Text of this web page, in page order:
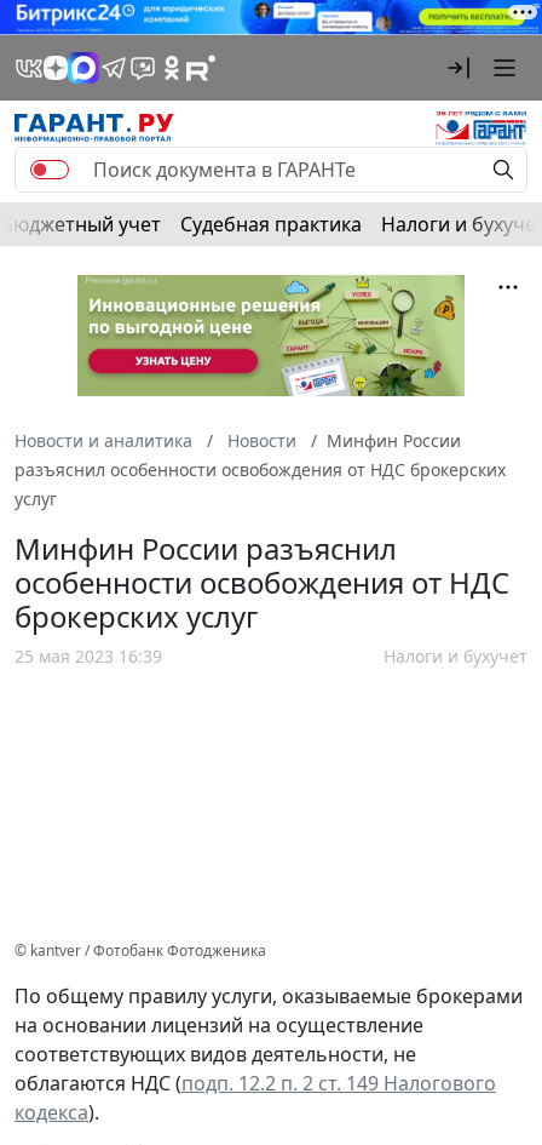
Бюджетный учет Судебная практика Налоги и
Новости и аналитика Новости
Минфин России
разъяснил особенности освобождения от НДС брокерских
услуг
Минфин России разъяснил
особенности освобождения от НДС
брокерских услуг
25 мая 2023 16:39 Налоги и бухучет
© kantver / Фотобанк Фотодженика
По общему правилу услуги, оказываемые брокерами
на основании лицензий на осуществление
соответствующих видов деятельности, не
облагаются НДС (подп. 12.2 п. 2 ст. 149 Налогового
кодекса).